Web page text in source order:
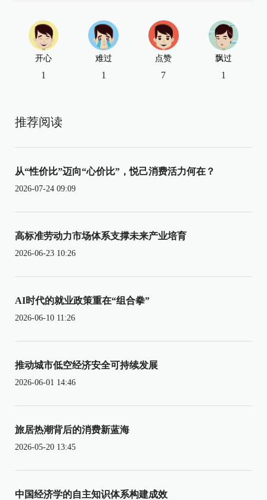
开心
1
难过
1
点赞
7
飘过
1
推荐阅读
从“性价比”迈向“心价比”，悦己消费活力何在？
2026-07-24 09:09
高标准劳动力市场体系支撑未来产业培育
2026-06-23 10:26
AI时代的就业政策重在“组合拳”
2026-06-10 11:26
推动城市低空经济安全可持续发展
2026-06-01 14:46
旅居热潮背后的消费新蓝海
2026-05-20 13:45
中国经济学的自主知识体系构建成效